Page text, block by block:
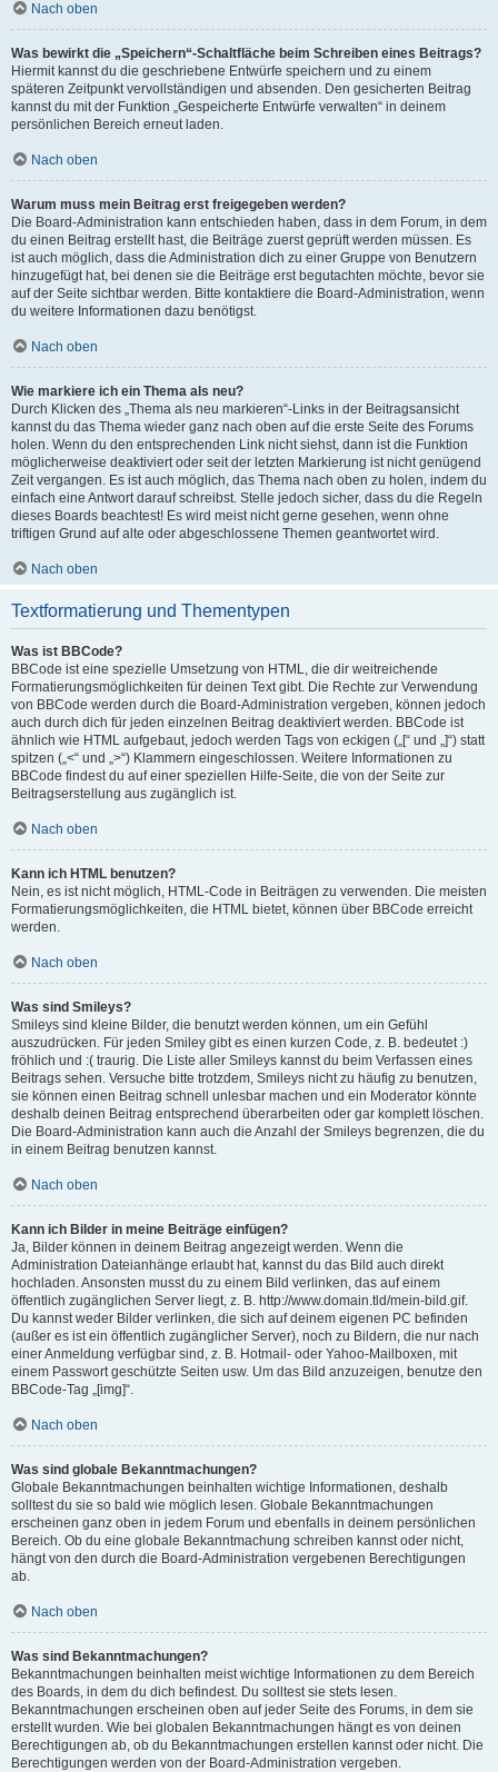
Nach oben
Was bewirkt die „Speichern“-Schaltfläche beim Schreiben eines Beitrags?
Hiermit kannst du die geschriebene Entwürfe speichern und zu einem
späteren Zeitpunkt vervollständigen und absenden. Den gesicherten Beitrag
kannst du mit der Funktion „Gespeicherte Entwürfe verwalten“ in deinem
persönlichen Bereich erneut laden.
Nach oben
Warum muss mein Beitrag erst freigegeben werden?
Die Board-Administration kann entschieden haben, dass in dem Forum, in dem
du einen Beitrag erstellt hast, die Beiträge zuerst geprüft werden müssen. Es
ist auch möglich, dass die Administration dich zu einer Gruppe von Benutzern
hinzugefügt hat, bei denen sie die Beiträge erst begutachten möchte, bevor sie
auf der Seite sichtbar werden. Bitte kontaktiere die Board-Administration, wenn
du weitere Informationen dazu benötigst.
Nach oben
Wie markiere ich ein Thema als neu?
Durch Klicken des „Thema als neu markieren“-Links in der Beitragsansicht
kannst du das Thema wieder ganz nach oben auf die erste Seite des Forums
holen. Wenn du den entsprechenden Link nicht siehst, dann ist die Funktion
möglicherweise deaktiviert oder seit der letzten Markierung ist nicht genügend
Zeit vergangen. Es ist auch möglich, das Thema nach oben zu holen, indem du
einfach eine Antwort darauf schreibst. Stelle jedoch sicher, dass du die Regeln
dieses Boards beachtest! Es wird meist nicht gerne gesehen, wenn ohne
triftigen Grund auf alte oder abgeschlossene Themen geantwortet wird.
Nach oben
Textformatierung und Thementypen
Was ist BBCode?
BBCode ist eine spezielle Umsetzung von HTML, die dir weitreichende
Formatierungsmöglichkeiten für deinen Text gibt. Die Rechte zur Verwendung
von BBCode werden durch die Board-Administration vergeben, können jedoch
auch durch dich für jeden einzelnen Beitrag deaktiviert werden. BBCode ist
ähnlich wie HTML aufgebaut, jedoch werden Tags von eckigen („[“ und „]“) statt
spitzen („<“ und „>“) Klammern eingeschlossen. Weitere Informationen zu
BBCode findest du auf einer speziellen Hilfe-Seite, die von der Seite zur
Beitragserstellung aus zugänglich ist.
Nach oben
Kann ich HTML benutzen?
Nein, es ist nicht möglich, HTML-Code in Beiträgen zu verwenden. Die meisten
Formatierungsmöglichkeiten, die HTML bietet, können über BBCode erreicht
werden.
Nach oben
Was sind Smileys?
Smileys sind kleine Bilder, die benutzt werden können, um ein Gefühl
auszudrücken. Für jeden Smiley gibt es einen kurzen Code, z. B. bedeutet :)
fröhlich und :( traurig. Die Liste aller Smileys kannst du beim Verfassen eines
Beitrags sehen. Versuche bitte trotzdem, Smileys nicht zu häufig zu benutzen,
sie können einen Beitrag schnell unlesbar machen und ein Moderator könnte
deshalb deinen Beitrag entsprechend überarbeiten oder gar komplett löschen.
Die Board-Administration kann auch die Anzahl der Smileys begrenzen, die du
in einem Beitrag benutzen kannst.
Nach oben
Kann ich Bilder in meine Beiträge einfügen?
Ja, Bilder können in deinem Beitrag angezeigt werden. Wenn die
Administration Dateianhänge erlaubt hat, kannst du das Bild auch direkt
hochladen. Ansonsten musst du zu einem Bild verlinken, das auf einem
öffentlich zugänglichen Server liegt, z. B. http://www.domain.tld/mein-bild.gif.
Du kannst weder Bilder verlinken, die sich auf deinem eigenen PC befinden
(außer es ist ein öffentlich zugänglicher Server), noch zu Bildern, die nur nach
einer Anmeldung verfügbar sind, z. B. Hotmail- oder Yahoo-Mailboxen, mit
einem Passwort geschützte Seiten usw. Um das Bild anzuzeigen, benutze den
BBCode-Tag „[img]“.
Nach oben
Was sind globale Bekanntmachungen?
Globale Bekanntmachungen beinhalten wichtige Informationen, deshalb
solltest du sie so bald wie möglich lesen. Globale Bekanntmachungen
erscheinen ganz oben in jedem Forum und ebenfalls in deinem persönlichen
Bereich. Ob du eine globale Bekanntmachung schreiben kannst oder nicht,
hängt von den durch die Board-Administration vergebenen Berechtigungen
ab.
Nach oben
Was sind Bekanntmachungen?
Bekanntmachungen beinhalten meist wichtige Informationen zu dem Bereich
des Boards, in dem du dich befindest. Du solltest sie stets lesen.
Bekanntmachungen erscheinen oben auf jeder Seite des Forums, in dem sie
erstellt wurden. Wie bei globalen Bekanntmachungen hängt es von deinen
Berechtigungen ab, ob du Bekanntmachungen erstellen kannst oder nicht. Die
Berechtigungen werden von der Board-Administration vergeben.